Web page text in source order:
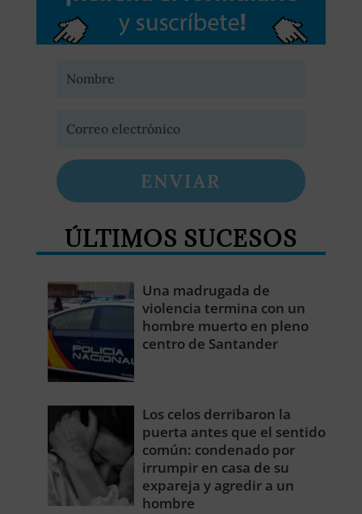
ENVIAR
ÚLTIMOS SUCESOS
Una madrugada de
violencia termina con un
hombre muerto en pleno
centro de Santander
Los celos derribaron la
puerta antes que el sentido
común: condenado por
irrumpir en casa de su
expareja y agredir a un
hombre